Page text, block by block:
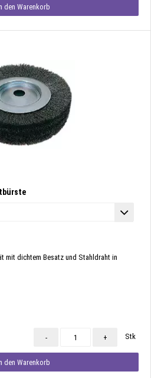
den Warenkorb
mit dichtem Besatz und Stahldraht in
- + Stk
den Warenkorb